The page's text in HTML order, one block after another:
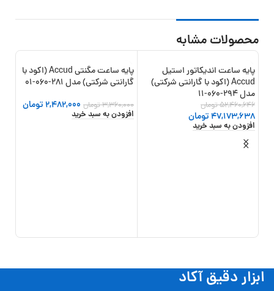
محصولات مشابه
-10%
جدید
پایه ساعت اندیکاتور استیل
Accud (اکود با گارانتی شرکتی)
مدل 294-060-11
52,460,646تومان
47,173,638تومان
افزودن به سبد خرید
-26%
پایه ساعت مگنتی Accud (اکود با
گارانتی شرکتی) مدل 281-060-01
3,360,000تومان 2,482,000تومان
افزودن به سبد خرید
ابزار دقیق آکاد